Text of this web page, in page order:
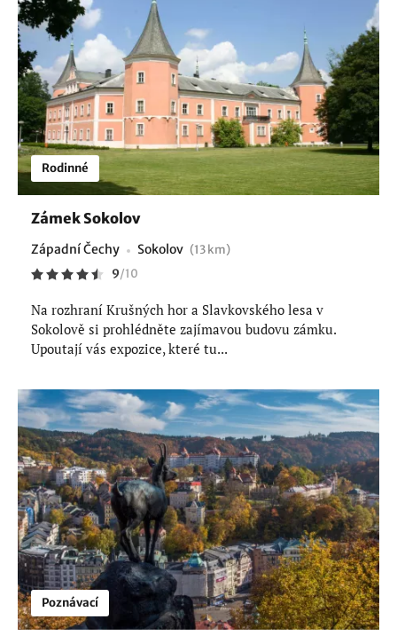
Rodinné
Zámek Sokolov
Západní Čechy Sokolov (13 km)
9/10
Na rozhraní Krušných hor a Slavkovského lesa v
Sokolově si prohlédněte zajímavou budovu zámku.
Upoutají vás expozice, které tu...
Poznávací